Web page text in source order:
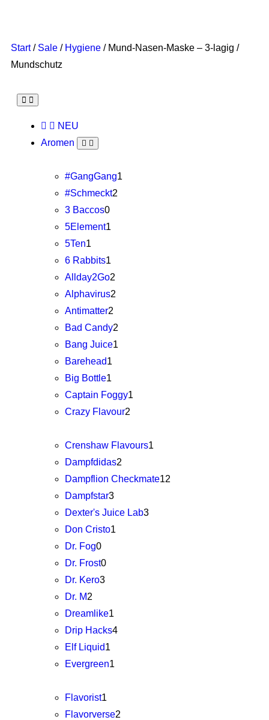
Start/ Sale / Hygiene / Mund-Nasen-Maske – 3-lagig /
Mundschutz
NEU
Aromen
#GangGang1
#Schmeckt2
3 Baccos0
5Element1
5Ten1
6 Rabbits1
Allday2Go2
Alphavirus2
Antimatter2
Bad Candy2
Bang Juice1
Barehead1
Big Bottle1
Captain Foggy1
Crazy Flavour2
Crenshaw Flavours1
Dampfdidas2
Dampflion Checkmate12
Dampfstar3
Dexter's Juice Lab3
Don Cristo1
Dr. Fog0
Dr. Frost0
Dr. Kero3
Dr. M2
Dreamlike1
Drip Hacks4
Elf Liquid1
Evergreen1
Flavorist1
Flavorverse2